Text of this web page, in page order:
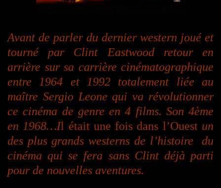
Avant de parler du dernier western joué et
tourné par Clint Eastwood retour en
arrière sur sa carrière cinématographique
entre 1964 et 1992 totalement liée au
maître Sergio Leone qui va révolutionner
ce cinéma de genre en 4 films. Son 4ème
en 1968…Il était une fois dans l’Ouestun
des plus grands westerns de l’histoire du
cinéma qui se fera sans Clint déjà parti
pour de nouvelles aventures.